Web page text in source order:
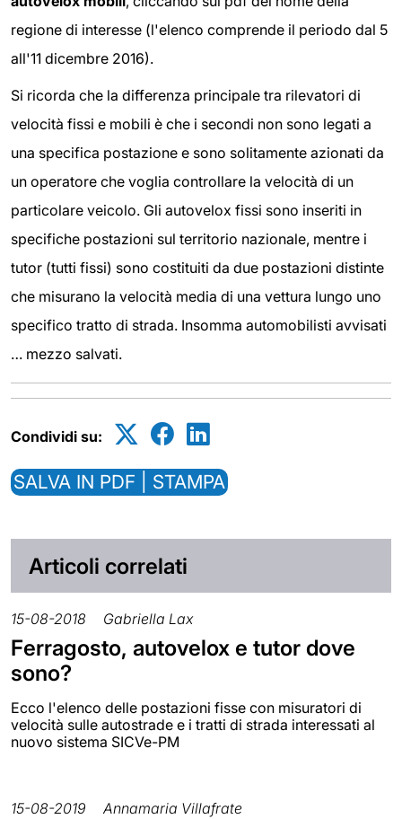
regione di interesse (l'elenco comprende il periodo dal 5
all'11 dicembre 2016).
Si ricorda che la differenza principale tra rilevatori di
velocità fissi e mobili è che i secondi non sono legati a
una specifica postazione e sono solitamente azionati da
un operatore che voglia controllare la velocità di un
particolare veicolo. Gli autovelox fissi sono inseriti in
specifiche postazioni sul territorio nazionale, mentre i
tutor (tutti fissi) sono costituiti da due postazioni distinte
che misurano la velocità media di una vettura lungo uno
specifico tratto di strada. Insomma automobilisti avvisati
… mezzo salvati.
Condividi su:
SALVA IN PDF | STAMPA
Articoli correlati
15-08-2018 Gabriella Lax
Ferragosto, autovelox e tutor dove
sono?
Ecco l'elenco delle postazioni fisse con misuratori di
velocità sulle autostrade e i tratti di strada interessati al
nuovo sistema SICVe-PM
15-08-2019 Annamaria Villafrate